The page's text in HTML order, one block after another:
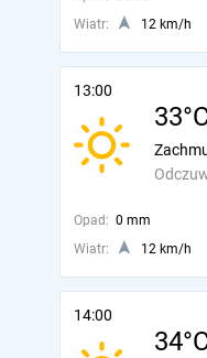
Wiatr:
12 km/h
13:00
Opad: 0 mm
Wiatr:
12 km/h
14:00